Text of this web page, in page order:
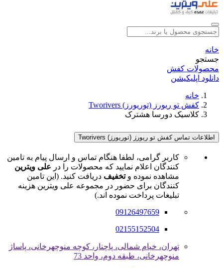
خانه
جستجو
محصولات کفش
دانلود اپلیکیشن
خانه
کفش تو ریورز (توریورز) Tworivers
کلاسیک دورسا هشترک
اطلاعات تماس کفش تو ریورز (توریورز) Tworivers
کاربر گرامی، لطفا هنگام تماس و ارسال پیام به تامین
کنندگان اعلام نمایید که محصولات را در علی ویترین
مشاهده نموده وتخفیف دریافت کنید. (این تامین
کنندگان برای حضور در مجموعه علی ویترین هزینه
تبلیغات پرداخت نموده اند.)
09126497659
02155152504
تهران، خیام شمالی، پاچنار، کوچه منوچهرخانی، پاساژ
منوچهرخانی، طبقه دوم، واحد 73